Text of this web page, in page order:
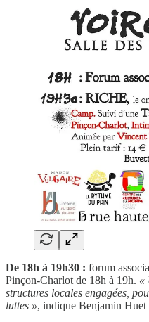
De 18h à 19h30 : forum
Pinçon-Charlot de 18h à 19h. «
structures locales engagées,
luttes », indique Benjamin Huet